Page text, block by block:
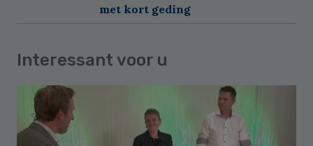
met kort geding
Interessant voor u